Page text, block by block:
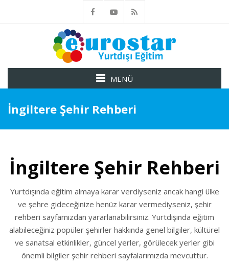
MENÜ
İngiltere Şehir Rehberi
İngiltere Şehir Rehberi
Yurtdışında eğitim almaya karar verdiyseniz ancak hangi ülke
ve şehre gideceğinize henüz karar vermediyseniz, şehir
rehberi sayfamızdan yararlanabilirsiniz. Yurtdışında eğitim
alabileceğiniz popüler şehirler hakkında genel bilgiler, kültürel
ve sanatsal etkinlikler, güncel yerler, görülecek yerler gibi
önemli bilgiler şehir rehberi sayfalarımızda mevcuttur.